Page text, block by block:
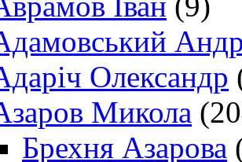
Олександр
Микола
Брехня Азарова